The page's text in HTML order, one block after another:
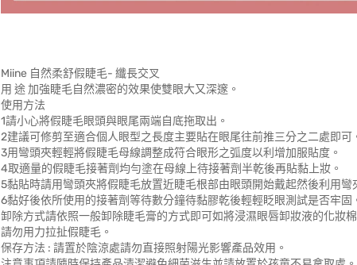
Miine 自然柔舒假睫毛- 纖長交叉
用 途 加強睫毛自然濃密的效果使雙眼大又深邃。
使用方法
1請小心將假睫毛眼頭與眼尾兩端自底拖取出。
2建議可修剪至適合個人眼型之長度主要貼在眼尾往前推三分之二處即可
3用彎頭夾輕輕將假睫毛母線調整成符合眼形之弧度以利增加服貼度。
4取適量的假睫毛接著劑均勻塗在母線上待接著劑半乾後再貼黏上妝。
5黏貼時請用彎頭夾將假睫毛放置近睫毛根部由眼頭開始戴起然後利用彎
6黏好後依所使用的接著劑等待數分鐘待黏膠乾後輕輕眨眼測試是否牢
卸除方式請依照一般卸除睫毛膏的方式即可如將浸濕眼唇卸妝液的化妝
請勿用力拉扯假睫毛。
保存方法 : 請置於陰涼處請勿直接照射陽光影響產品效用。